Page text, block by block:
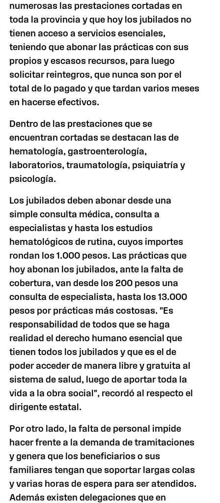
numerosas las prestaciones cortadas en
toda la provincia y que hoy los jubilados no
tienen acceso a servicios esenciales,
teniendo que abonar las prácticas con sus
propios y escasos recursos, para luego
solicitar reintegros, que nunca son por el
total de lo pagado y que tardan varios meses
en hacerse efectivos.
Dentro de las prestaciones que se
encuentran cortadas se destacan las de
hematología, gastroenterología,
laboratorios, traumatología, psiquiatría y
psicología.
Los jubilados deben abonar desde una
simple consulta médica, consulta a
especialistas y hasta los estudios
hematológicos de rutina, cuyos importes
rondan los 1.000 pesos. Las prácticas que
hoy abonan los jubilados, ante la falta de
cobertura, van desde los 200 pesos una
consulta de especialista, hasta los 13.000
pesos por prácticas más costosas. "Es
responsabilidad de todos que se haga
realidad el derecho humano esencial que
tienen todos los jubilados y que es el de
poder acceder de manera libre y gratuita al
sistema de salud, luego de aportar toda la
vida a la obra social", recordó al respecto el
dirigente estatal.
Por otro lado, la falta de personal impide
hacer frente a la demanda de tramitaciones
y genera que los beneficiarios o sus
familiares tengan que soportar largas colas
y varias horas de espera para ser atendidos.
Además existen delegaciones que en